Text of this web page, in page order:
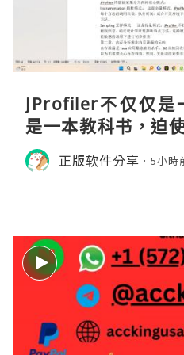
JProfiler不仅仅是
是一本教科书，迫
M的内存模型、垃
理。通过直观的可
正版软件分享 5小時